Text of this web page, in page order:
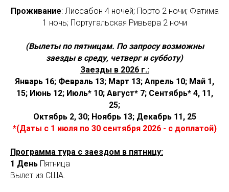
Проживание: Лиссабон 4 ночей; Порто 2 ночи; Фатима
1 ночь; Португальская Ривьера 2 ночи
(Вылеты по пятницам. По запросу возможны
заезды в среду, четверг и субботу)
Заезды в 2026 г.:
Январь 16; Февраль 13; Март 13; Апрель 10; Май 1,
15; Июнь 12; Июль* 10; Август* 7; Сентябрь* 4, 11,
25;
Октябрь 2, 30; Ноябрь 13; Декабрь 11, 25
*(Даты с 1 июля по 30 сентября 2026 - с доплатой)
Программа тура с заездом в пятницу:
1 День Пятница
Вылет из США.